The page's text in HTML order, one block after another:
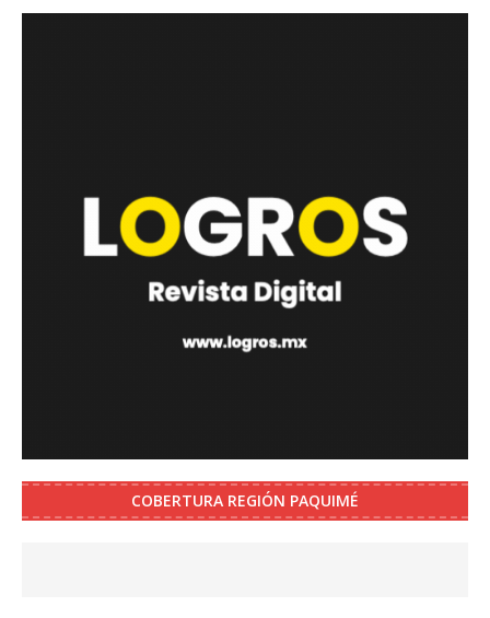
COBERTURA REGIÓN PAQUIMÉ